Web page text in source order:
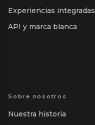
Experiencias integradas
API y marca blanca
Sobre nosotros
Nuestra historia